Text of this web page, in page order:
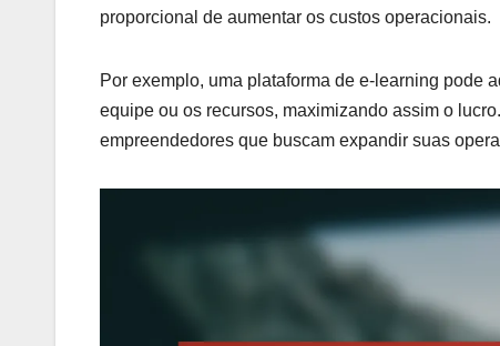
proporcional de aumentar os custos operacionais.
Por exemplo, uma plataforma de e-learning pode
equipe ou os recursos, maximizando assim o
empreendedores que buscam expandir suas